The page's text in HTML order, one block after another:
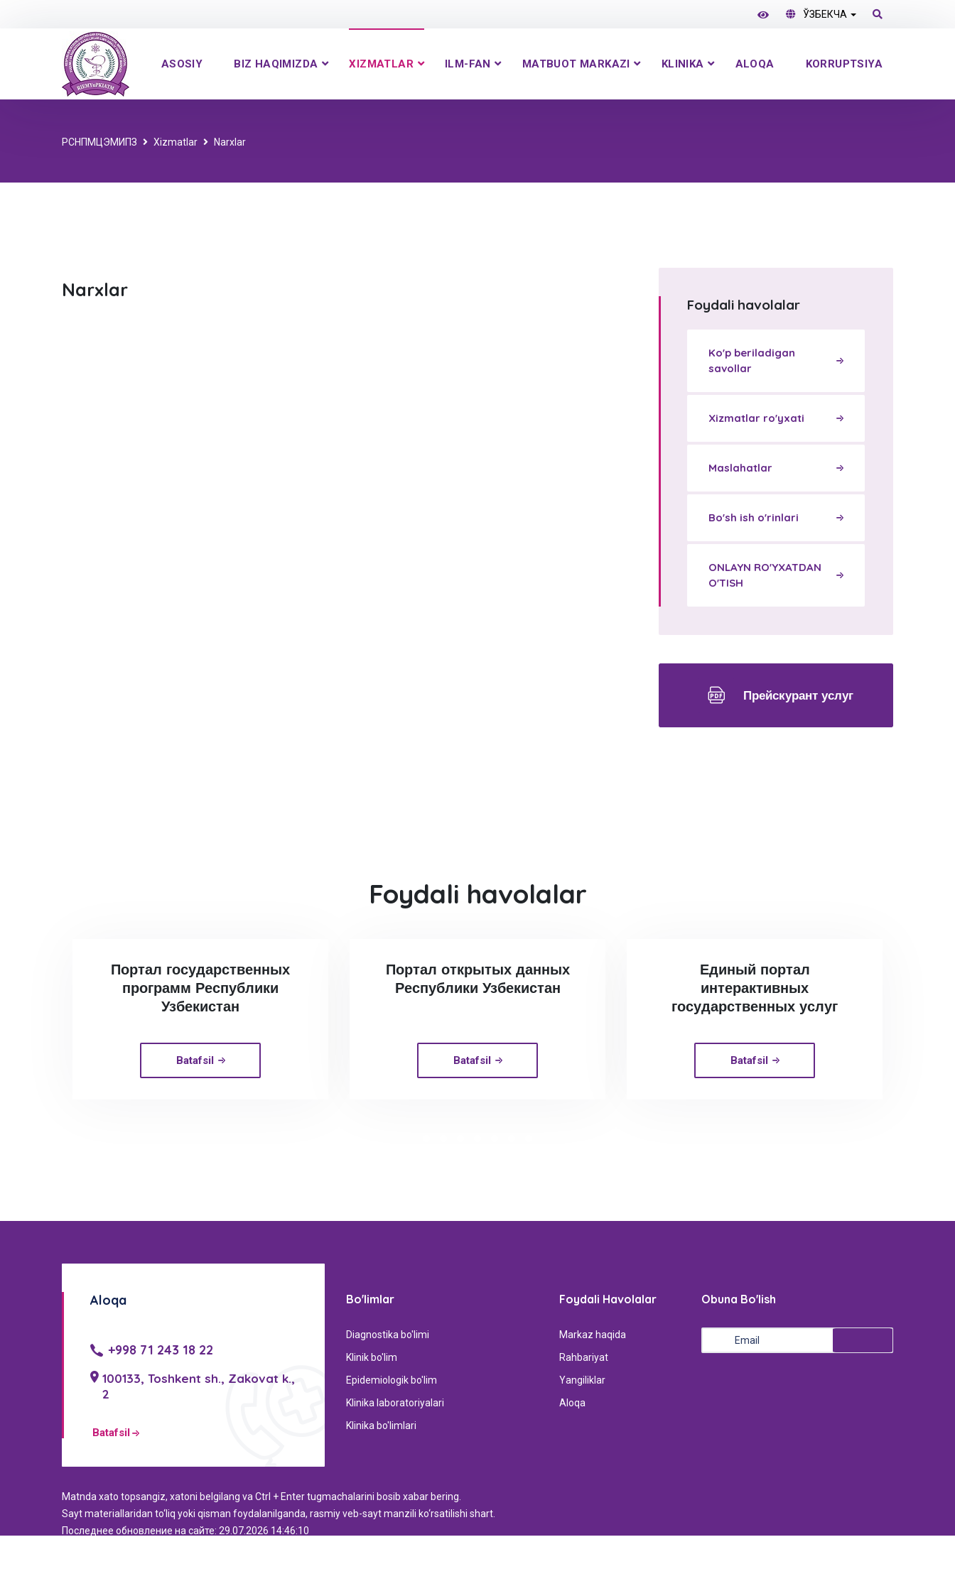
ЎЗБЕКЧА
ASOSIY BIZ HAQIMIZDA XIZMATLAR ILM-FAN MATBUOT MARKAZI KLINIKA ALOQA KORRUPTSIYA
РСНПМЦЭМИПЗ Xizmatlar Narxlar
Narxlar
Foydali havolalar
Ko'p beriladigan
savollar
Xizmatlar ro'yxati
Maslahatlar
Bo'sh ish o'rinlari
ONLAYN RO'YXATDAN
O'TISH
Прейскурант услуг
Foydali havolalar
Портал государственных
программ Республики
Узбекистан
Batafsil
Портал открытых данных
Республики Узбекистан
Batafsil
Единый портал
интерактивных
государственных услуг
Batafsil
Aloqa
+998 71 243 18 22
100133, Toshkent sh., Zakovat k.,
2
Batafsil
Bo'limlar
Diagnostika bo'limi
Klinik bo'lim
Epidemiologik bo'lim
Klinika laboratoriyalari
Klinika bo'limlari
Foydali Havolalar
Markaz haqida
Rahbariyat
Yangiliklar
Aloqa
Obuna Bo'lish
Мatnda xato topsangiz, xatoni belgilang va Ctrl + Enter tugmachalarini bosib xabar bering.
Sayt materiallaridan to‘liq yoki qisman foydalanilganda, rasmiy veb-sayt manzili ko‘rsatilishi shart.
Последнее обновление на сайте: 29.07.2026 14:46:10